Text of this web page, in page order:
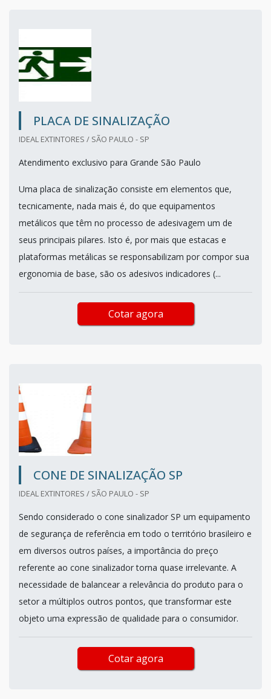
PLACA DE SINALIZAÇÃO
IDEAL EXTINTORES / SÃO PAULO - SP
Atendimento exclusivo para Grande São Paulo
Uma placa de sinalização consiste em elementos que,
tecnicamente, nada mais é, do que equipamentos
metálicos que têm no processo de adesivagem um de
seus principais pilares. Isto é, por mais que estacas e
plataformas metálicas se responsabilizam por compor sua
ergonomia de base, são os adesivos indicadores (...
Cotar agora
CONE DE SINALIZAÇÃO SP
IDEAL EXTINTORES / SÃO PAULO - SP
Sendo considerado o cone sinalizador SP um equipamento
de segurança de referência em todo o território brasileiro e
em diversos outros países, a importância do preço
referente ao cone sinalizador torna quase irrelevante. A
necessidade de balancear a relevância do produto para o
setor a múltiplos outros pontos, que transformar este
objeto uma expressão de qualidade para o consumidor.
Cotar agora